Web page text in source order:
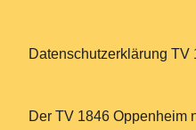
Datenschutzerklärung TV
Der TV 1846 Oppenheim